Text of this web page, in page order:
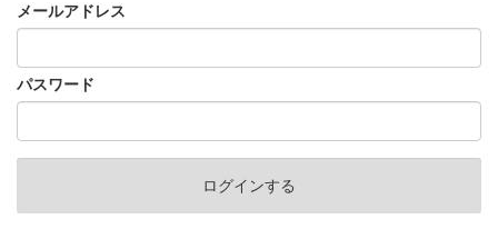
メールアドレス
パスワード